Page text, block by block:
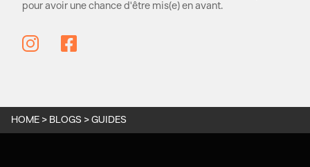
pour avoir une chance d'être mis(e) en avant.
HOME > BLOGS > GUIDES